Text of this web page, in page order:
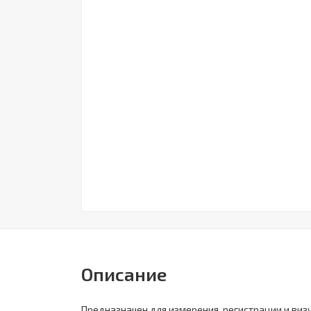
Описание